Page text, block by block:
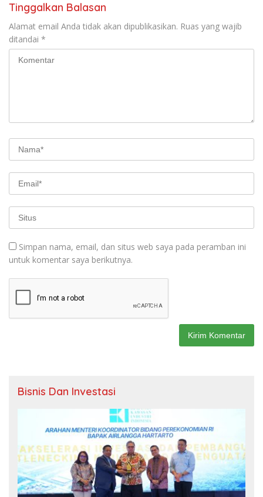
Tinggalkan Balasan
Alamat email Anda tidak akan dipublikasikan. Ruas yang wajib
ditandai *
Simpan nama, email, dan situs web saya pada peramban ini
untuk komentar saya berikutnya.
Bisnis Dan Investasi